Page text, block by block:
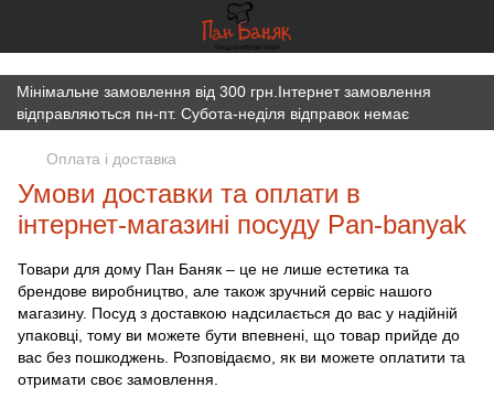
})(window,document,'script','dataLayer','GTM-K7JWBM2W');
Мінімальне замовлення від 300 грн.Інтернет замовлення
відправляються пн-пт. Субота-неділя відправок немає
Оплата і доставка
Умови доставки та оплати в
інтернет-магазині посуду Pan-banyak
Товари для дому Пан Баняк – це не лише естетика та
брендове виробництво, але також зручний сервіс нашого
магазину. Посуд з доставкою надсилається до вас у надійній
упаковці, тому ви можете бути впевнені, що товар прийде до
вас без пошкоджень. Розповідаємо, як ви можете оплатити та
отримати своє замовлення.